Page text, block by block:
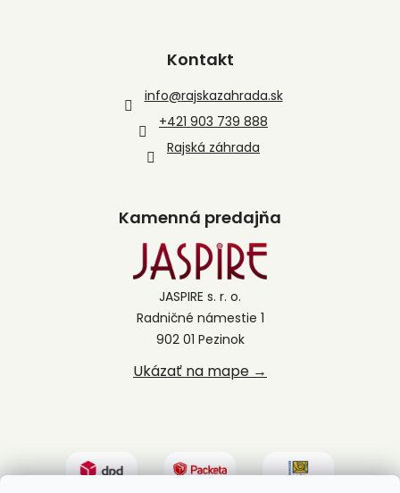
Kontakt
info@rajskazahrada.sk
+421 903 739 888
Rajská záhrada
Kamenná predajňa
JASPIRE s. r. o.
Radničné námestie 1
902 01 Pezinok
Ukázať na mape →